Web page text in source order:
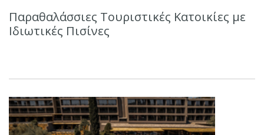
Παραθαλάσσιες Τουριστικές Κατοικίες με
Ιδιωτικές Πισίνες